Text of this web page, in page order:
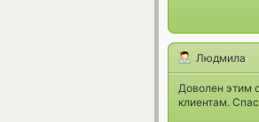
Людмила
Доволен этим
клиентам.